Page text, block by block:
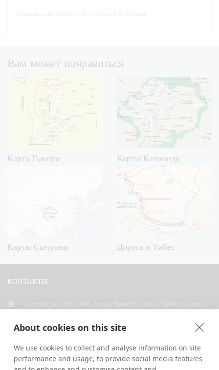
About cookies on this site
We use cookies to collect and analyse information on site
performance and usage, to provide social media features
Ответ по электронной почте в течение 0.5~24 часов.
Вам может понравиться
Карта Гьянцзе Карты Катманду
Карты Сычуани Дорога в Тибет
КОНТАКТЫ
СВЯЗАТЬСЯ С НАМИ